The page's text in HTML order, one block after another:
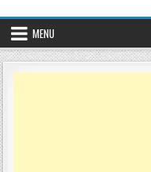
MENU